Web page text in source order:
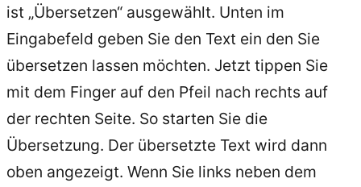
ist „Übersetzen“ ausgewählt. Unten im
Eingabefeld geben Sie den Text ein den Sie
übersetzen lassen möchten. Jetzt tippen Sie
mit dem Finger auf den Pfeil nach rechts auf
der rechten Seite. So starten Sie die
Übersetzung. Der übersetzte Text wird dann
oben angezeigt. Wenn Sie links neben dem